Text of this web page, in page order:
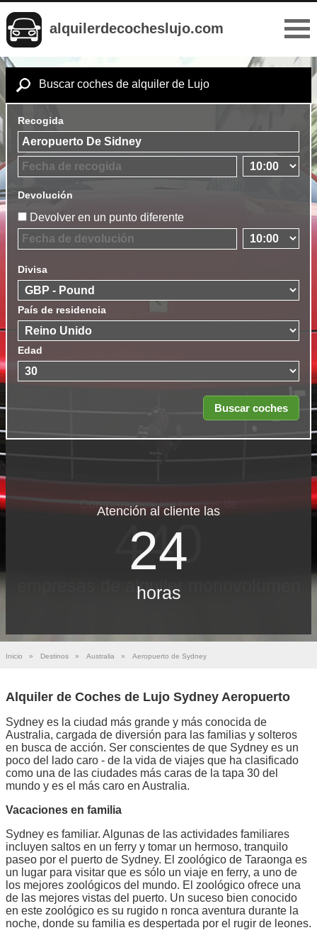
alquilerdecocheslujo.com
Buscar coches de alquiler de Lujo
Recogida
Devolución
Devolver en un punto diferente
Divisa
País de residencia
Edad
Atención al cliente las
24
horas
Inicio » Destinos » Australia » Aeropuerto de Sydney
Alquiler de Coches de Lujo Sydney Aeropuerto
Sydney es la ciudad más grande y más conocida de
Australia, cargada de diversión para las familias y solteros
en busca de acción. Ser conscientes de que Sydney es un
poco del lado caro - de la vida de viajes que ha clasificado
como una de las ciudades más caras de la tapa 30 del
mundo y es el más caro en Australia.
Vacaciones en familia
Sydney es familiar. Algunas de las actividades familiares
incluyen saltos en un ferry y tomar un hermoso, tranquilo
paseo por el puerto de Sydney. El zoológico de Taraonga es
un lugar para visitar que es sólo un viaje en ferry, a uno de
los mejores zoológicos del mundo. El zoológico ofrece una
de las mejores vistas del puerto. Un suceso bien conocido
en este zoológico es su rugido n ronca aventura durante la
noche, donde su familia es despertada por el rugir de leones.